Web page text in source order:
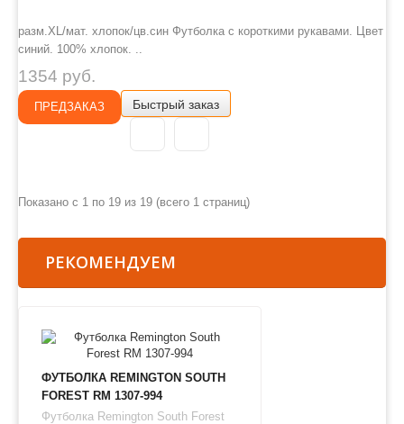
разм.XL/мат. хлопок/цв.cин Футболка с короткими рукавами. Цвет
синий. 100% хлопок. ..
1354 руб.
ПРЕДЗАКАЗ Быстрый заказ
Показано с 1 по 19 из 19 (всего 1 страниц)
РЕКОМЕНДУЕМ
ФУТБОЛКА REMINGTON SOUTH
FOREST RM 1307-994
Футболка Remington South Forest